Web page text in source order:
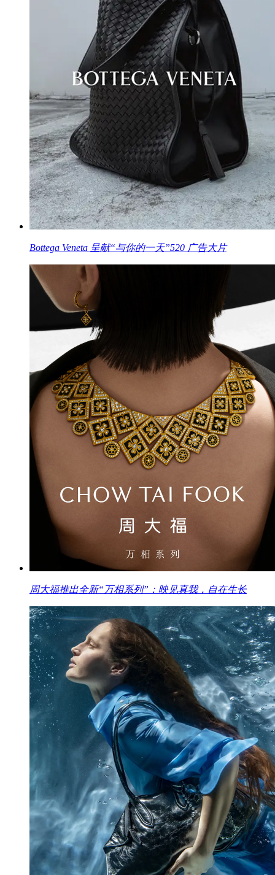
Bottega Veneta 呈献“与你的一天”520 广告大片
周大福推出全新“万相系列”：映见真我，自在生长